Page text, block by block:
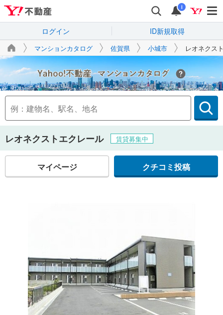
i
ログイン ID新規取得
マンションカタログ 佐賀県 小城市 レオネクス
Yahoo!不動産
レオネクストエクレール 賃貸募集中
マイページ クチコミ投稿